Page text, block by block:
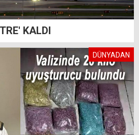
KALDI
DÜNYADAN